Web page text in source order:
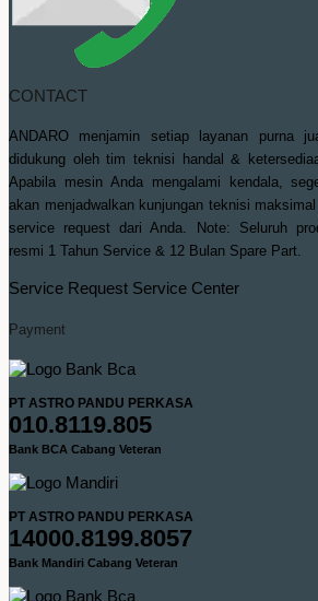
CONTACT
ANDARO menjamin setiap layanan purna
didukung oleh tim teknisi handal &
Apabila mesin Anda mengalami kendala,
akan menjadwalkan kunjungan teknisi
service request dari Anda. Note: Seluruh
resmi 1 Tahun Service & 12 Bulan Spare Part.
Service Request Service Center
Payment
PT ASTRO PANDU PERKASA
010.8119.805
Bank BCA Cabang Veteran
PT ASTRO PANDU PERKASA
14000.8199.8057
Bank Mandiri Cabang Veteran